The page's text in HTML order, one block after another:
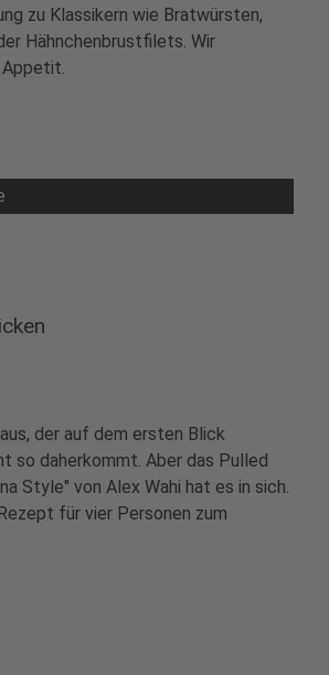
zu Klassikern wie Bratwürsten,
Hähnchenbrustfilets. Wir
Appetit.
der auf dem ersten Blick
so daherkommt. Aber das Pulled
Style" von Alex Wahi hat es in sich.
für vier Personen zum